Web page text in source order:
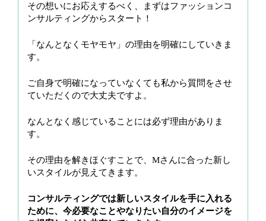
その想いにお応えするべく、まずはファッションコ
ンサルティングからスタート！
「なんとなくモヤモヤ」の理由を明確にしていきま
す。
ご自身で明確になっていなくても私から質問をさせ
ていただくので大丈夫ですよ。
なんとなく感じていることには必ず理由がありま
す。
その理由を解きほぐすことで、Mさんに合った新し
いスタイルが見えてきます。
コンサルティングでは新しいスタイルを手に入れる
ために、今必要なことやなりたい自分のイメージを